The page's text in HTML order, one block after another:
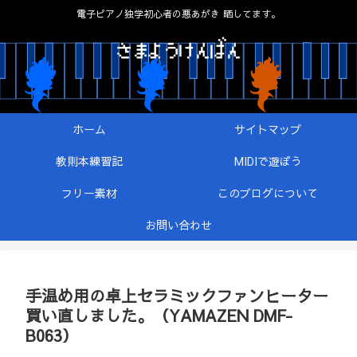
電子ピアノ独学初心者の悪あがき 晒してます。
ホーム
サイトマップ
教則本練習記
MIDIで遊ぼう
フリー素材
このブログについて
お問い合わせ
手温め用の卓上セラミックファンヒーター
買い直しました。（YAMAZEN DMF-
B063）